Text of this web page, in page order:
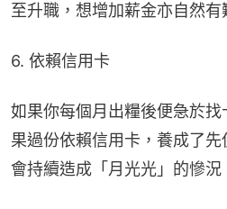
至升職，想增加薪金亦自然有
6. 依賴信用卡
如果你每個月出糧後便急於找
果過份依賴信用卡，養成了
會持續造成「月光光」的慘況